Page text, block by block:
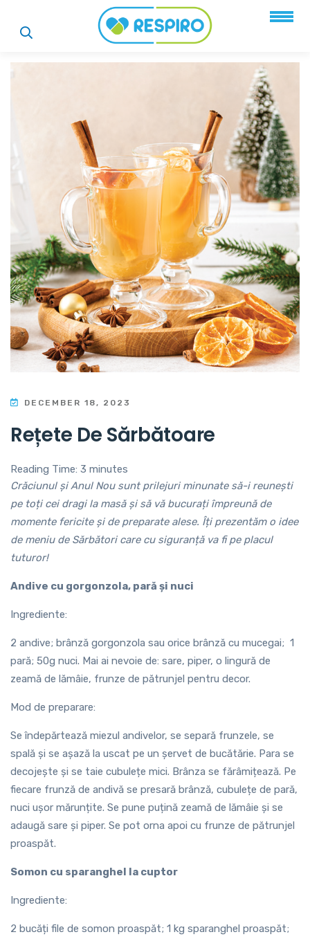
DECEMBER 18, 2023
Rețete De Sărbătoare
Reading Time: 3 minutes
Crăciunul și Anul Nou sunt prilejuri minunate să-i reunești
pe toți cei dragi la masă și să vă bucurați împreună de
momente fericite și de preparate alese. Îți prezentăm o idee
de meniu de Sărbători care cu siguranță va fi pe placul
tuturor!
Andive cu gorgonzola, pară și nuci
Ingrediente:
2 andive; brânză gorgonzola sau orice brânză cu mucegai; 1
pară; 50g nuci. Mai ai nevoie de: sare, piper, o lingură de
zeamă de lămâie, frunze de pătrunjel pentru decor.
Mod de preparare:
Se îndepărtează miezul andivelor, se separă frunzele, se
spală și se așază la uscat pe un șervet de bucătărie. Para se
decojește și se taie cubulețe mici. Brânza se fărâmițează. Pe
fiecare frunză de andivă se presară brânză, cubulețe de pară,
nuci ușor mărunțite. Se pune puțină zeamă de lămâie și se
adaugă sare și piper. Se pot orna apoi cu frunze de pătrunjel
proaspăt.
Somon cu sparanghel la cuptor
Ingrediente:
2 bucăți file de somon proaspăt; 1 kg sparanghel proaspăt;